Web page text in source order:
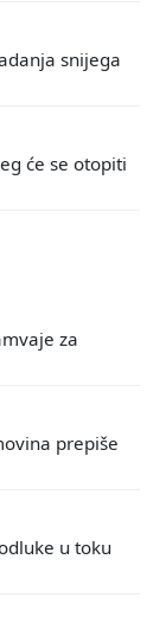
snijega
će se otopiti
za
prepiše
u toku